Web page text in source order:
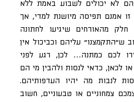
לא יכולים לשבוע באמת ללא
זו אמנם תפיסה מיושנת למדי, אך
חלק מהאורחים שיגיעו לחתונה
ש”התקמצנו” עליהם וכביכול אין
לכם כמתנה… לכן, רגע לפני
לכאן, כדאי לנסות ולהבין מי הם
לנבות מה יהיו העדפותיהם.
צמחוניים או טבעוניים, חשוב